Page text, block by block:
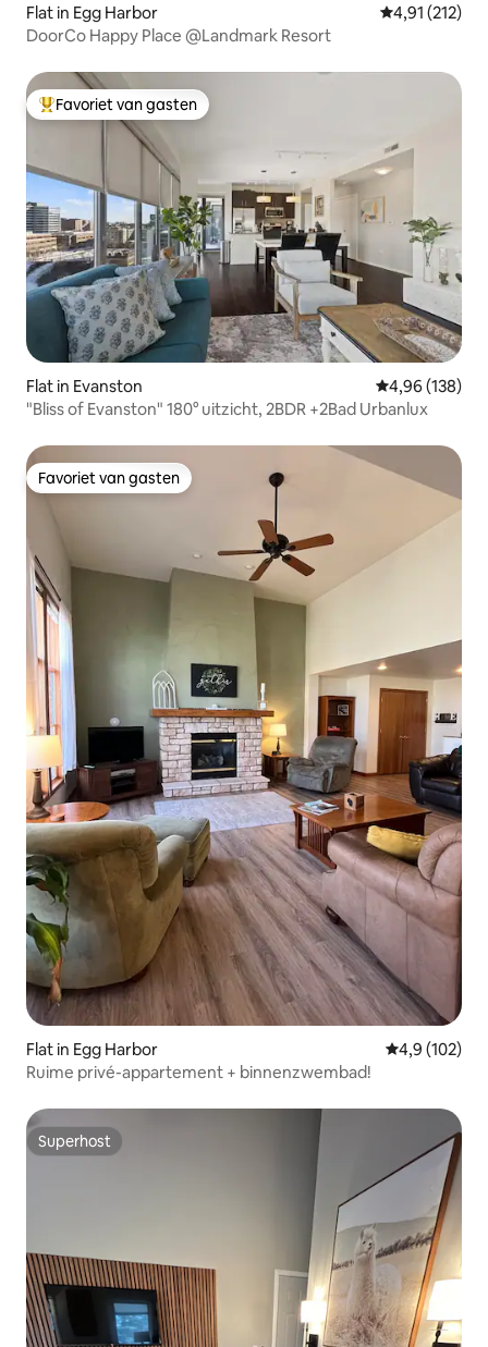
Flat in Egg Harbor Gemiddelde
4,91 (212)
DoorCo Happy Place @Landmark Resort
Topfavoriet van gasten
Favoriet van gasten
Flat in Evanston Gemiddelde
4,96 (138)
"Bliss of Evanston" 180° uitzicht, 2BDR +2Bad Urbanlux
Favoriet van gasten
Favoriet van gasten
Flat in Egg Harbor Gemiddelde
4,9 (102)
Ruime privé-appartement + binnenzwembad!
Superhost
Superhost